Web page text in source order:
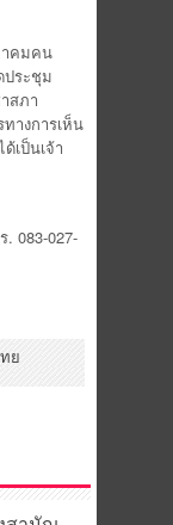
าคมคน
ประชุม
สภา
างการเห็น
เป็นเจ้า
083-027-
ย